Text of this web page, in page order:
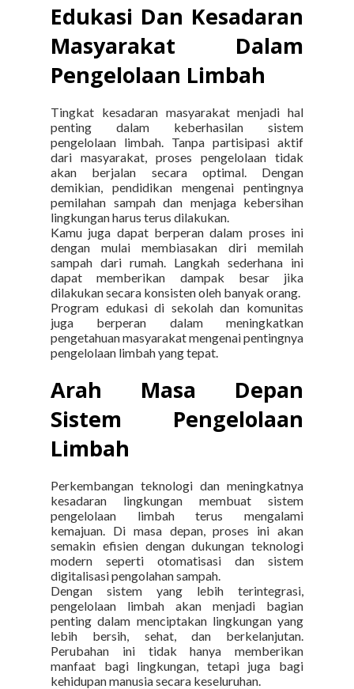
Edukasi Dan Kesadaran
Masyarakat Dalam
Pengelolaan Limbah
Tingkat kesadaran masyarakat menjadi hal
penting dalam keberhasilan sistem
pengelolaan limbah. Tanpa partisipasi aktif
dari masyarakat, proses pengelolaan tidak
akan berjalan secara optimal. Dengan
demikian, pendidikan mengenai pentingnya
pemilahan sampah dan menjaga kebersihan
lingkungan harus terus dilakukan.
Kamu juga dapat berperan dalam proses ini
dengan mulai membiasakan diri memilah
sampah dari rumah. Langkah sederhana ini
dapat memberikan dampak besar jika
dilakukan secara konsisten oleh banyak orang.
Program edukasi di sekolah dan komunitas
juga berperan dalam meningkatkan
pengetahuan masyarakat mengenai pentingnya
pengelolaan limbah yang tepat.
Arah Masa Depan
Sistem Pengelolaan
Limbah
Perkembangan teknologi dan meningkatnya
kesadaran lingkungan membuat sistem
pengelolaan limbah terus mengalami
kemajuan. Di masa depan, proses ini akan
semakin efisien dengan dukungan teknologi
modern seperti otomatisasi dan sistem
digitalisasi pengolahan sampah.
Dengan sistem yang lebih terintegrasi,
pengelolaan limbah akan menjadi bagian
penting dalam menciptakan lingkungan yang
lebih bersih, sehat, dan berkelanjutan.
Perubahan ini tidak hanya memberikan
manfaat bagi lingkungan, tetapi juga bagi
kehidupan manusia secara keseluruhan.